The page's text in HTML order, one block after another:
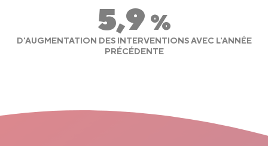
5,9 %
D'AUGMENTATION DES INTERVENTIONS AVEC L'ANNÉE
PRÉCÉDENTE